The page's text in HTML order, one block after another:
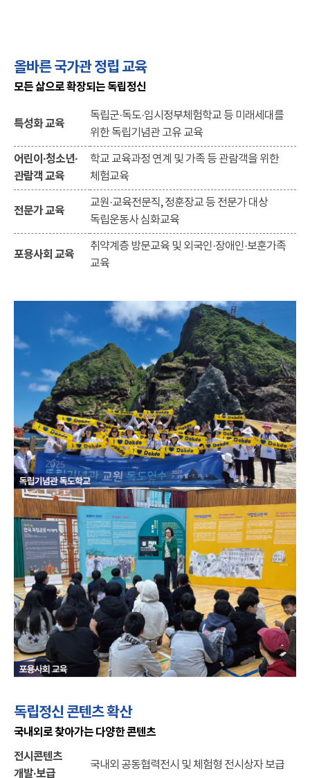
올바른 국가관 정립 교육
모든 삶으로 확장되는 독립정신
특성화 교육
독립군·독도·임시정부체험학교 등 미래세대를
위한 독립기념관 고유 교육
어린이·청소년·
관람객 교육
학교 교육과정 연계 및 가족 등 관람객을 위한
체험교육
전문가 교육
교원·교육전문직, 정훈장교 등 전문가 대상
독립운동사 심화교육
포용사회 교육
취약계층 방문교육 및 외국인·장애인·보훈가족
교육
독립정신 콘텐츠 확산
국내외로 찾아가는 다양한 콘텐츠
전시콘텐츠
개발·보급
국내외 공동협력전시 및 체험형 전시상자 보급